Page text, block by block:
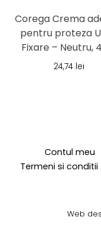
Corega Crema
pentru proteza
Fixare – Neutru,
24,74 lei
Contul meu
Termeni si conditii
Web